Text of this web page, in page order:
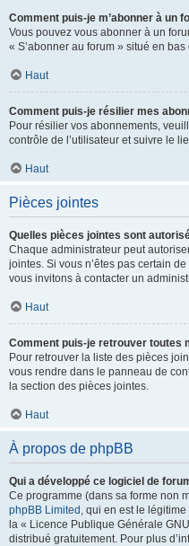
Comment puis-je m’abonner à un
Vous pouvez vous abonner à un
« S’abonner au forum » situé en
Haut
Comment puis-je résilier mes
Pour résilier vos abonnements,
contrôle de l’utilisateur et suivre le
Haut
Pièces jointes
Quelles pièces jointes sont
Chaque administrateur peut
jointes. Si vous n’êtes pas certain
vous invitons à contacter un
Haut
Comment puis-je retrouver toutes
Pour retrouver la liste des pièces
vous rendre dans le panneau de
la section des pièces jointes.
Haut
À propos de phpBB
Qui a développé ce logiciel de
Ce programme (dans sa forme non
phpBB Limited , qui en est le
la « Licence Publique Générale
distribué gratuitement. Pour plus